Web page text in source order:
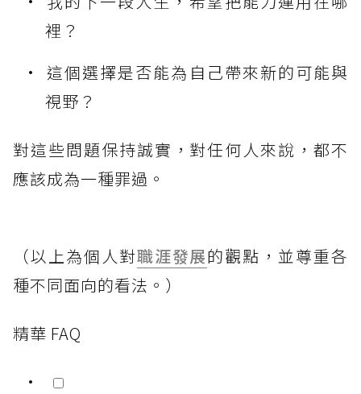
裡？
這個選擇是否能為自己帶來新的可能與
視野？
對這些問題保持誠實，對任何人來說，都不
應該成為一種罪過。
（以上為個人對職涯發展的觀點，並尊重各
種不同面向的看法。）
精華 FAQ